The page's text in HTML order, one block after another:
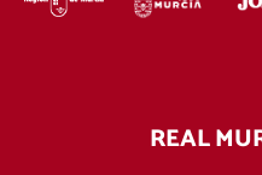
REAL